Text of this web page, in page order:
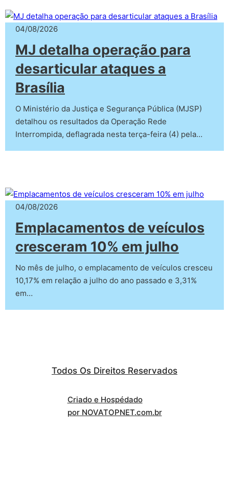
04/08/2026
MJ detalha operação para
desarticular ataques a
Brasília
O Ministério da Justiça e Segurança Pública (MJSP)
detalhou os resultados da Operação Rede
Interrompida, deflagrada nesta terça-feira (4) pela…
04/08/2026
Emplacamentos de veículos
cresceram 10% em julho
No mês de julho, o emplacamento de veículos cresceu
10,17% em relação a julho do ano passado e 3,31%
em…
Todos Os Direitos Reservados
Criado e Hospédado
por NOVATOPNET.com.br